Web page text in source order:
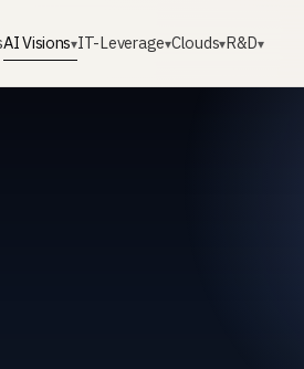
AI Visions▾IT-Leverage▾Clouds▾R&D▾